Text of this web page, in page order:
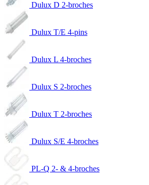
Dulux D 2-broches
Dulux T/E 4-pins
Dulux L 4-broches
Dulux S 2-broches
Dulux T 2-broches
Dulux S/E 4-broches
PL-Q 2- & 4-broches